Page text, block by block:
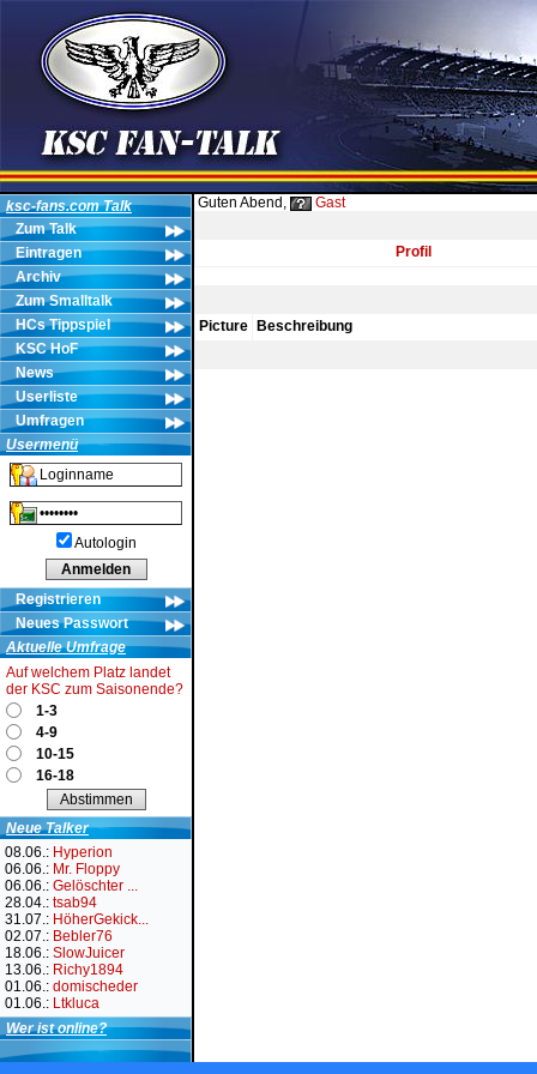
ksc-fans.com Talk
Zum Talk
Eintragen
Archiv
Zum Smalltalk
HCs Tippspiel
KSC HoF
News
Userliste
Umfragen
Usermenü
Autologin
Registrieren
Neues Passwort
Aktuelle Umfrage
Auf welchem Platz landet
der KSC zum Saisonende?
1-3
4-9
10-15
16-18
Neue Talker
08.06.: Hyperion
06.06.: Mr. Floppy
06.06.: Gelöschter ...
28.04.: tsab94
31.07.: HöherGekick...
02.07.: Bebler76
18.06.: SlowJuicer
13.06.: Richy1894
01.06.: domischeder
01.06.: Ltkluca
Wer ist online?
Guten Abend, Gast
Profil
Picture Beschreibung